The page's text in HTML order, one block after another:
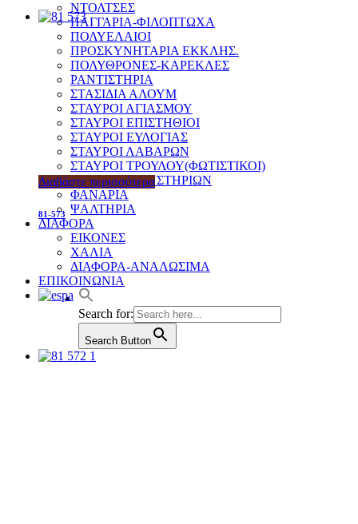
ΝΤΟΛΤΣΕΣ
ΠΑΓΓΑΡΙΑ-ΦΙΛΟΠΤΩΧΑ
ΠΟΛΥΕΛΑΙΟΙ
ΠΡΟΣΚΥΝΗΤΑΡΙΑ ΕΚΚΛΗΣ.
ΠΟΛΥΘΡΟΝΕΣ-ΚΑΡΕΚΛΕΣ
ΡΑΝΤΙΣΤΗΡΙΑ
ΣΤΑΣΙΔΙΑ ΑΛΟΥΜ
ΣΤΑΥΡΟΙ ΑΓΙΑΣΜΟΥ
ΣΤΑΥΡΟΙ ΕΠΙΣΤΗΘΙΟΙ
ΣΤΑΥΡΟΙ ΕΥΛΟΓΙΑΣ
ΣΤΑΥΡΟΙ ΛΑΒΑΡΩΝ
ΣΤΑΥΡΟΙ ΤΡΟΥΛΟΥ(ΦΩΤΙΣΤΙΚΟΙ)
ΤΡΑΠΕΖΙΑ ΜΥΣΤΗΡΙΩΝ
ΦΑΝΑΡΙΑ
ΨΑΛΤΗΡΙΑ
ΔΙΑΦΟΡΑ
ΕΙΚΟΝΕΣ
ΧΑΛΙΑ
ΔΙΑΦΟΡΑ-ΑΝΑΛΩΣΙΜΑ
ΕΠΙΚΟΙΝΩΝΙΑ
Search for:
Search Button
Διαβάστε περισσότερα
81-573